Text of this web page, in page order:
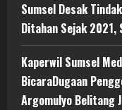
Sumsel Desak
Ditahan Sejak 2021,
Kaperwil Sumsel
BicaraDugaan
Argomulyo Belitang